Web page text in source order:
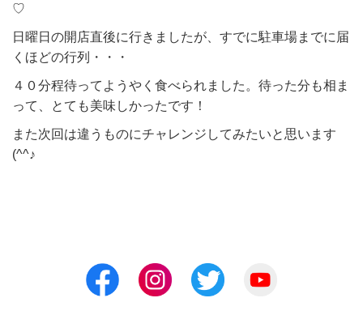
♡
日曜日の開店直後に行きましたが、すでに駐車場までに届
くほどの行列・・・
４０分程待ってようやく食べられました。待った分も相ま
って、とても美味しかったです！
また次回は違うものにチャレンジしてみたいと思います
(^^♪